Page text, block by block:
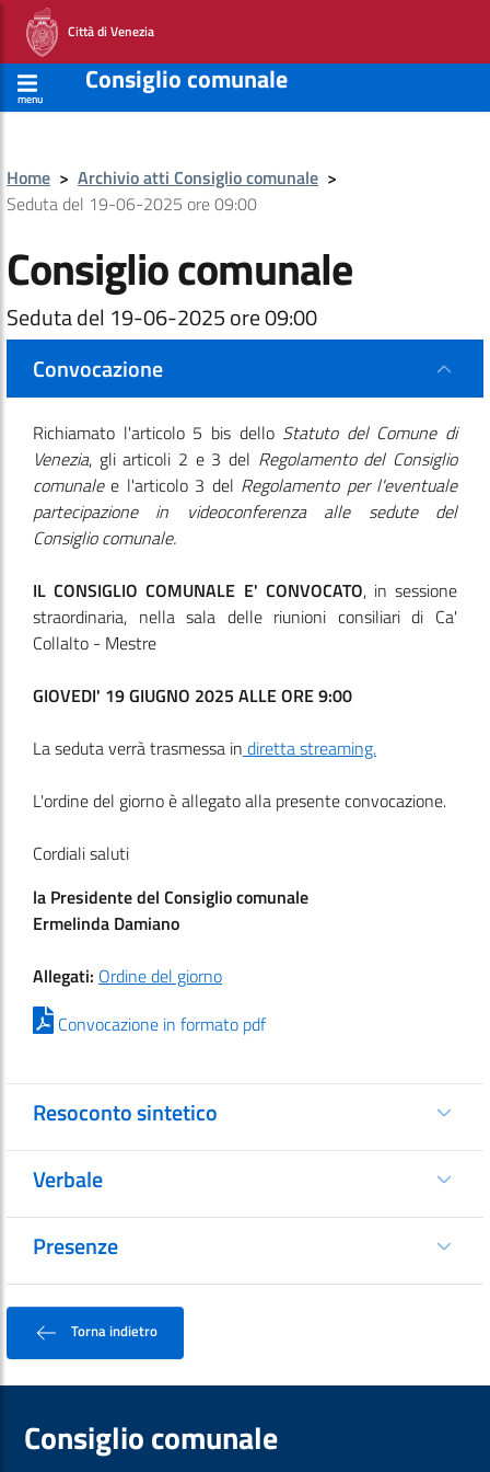
Città di Venezia
menu
Consiglio comunale
Home > Archivio atti Consiglio comunale >
Seduta del 19-06-2025 ore 09:00
Consiglio comunale
Seduta del 19-06-2025 ore 09:00
Convocazione
Richiamato l'articolo 5 bis dello Statuto del Comune di
Venezia, gli articoli 2 e 3 del Regolamento del Consiglio
comunalee l'articolo 3 del Regolamento per l'eventuale
partecipazione in videoconferenza alle sedute del
Consiglio comunale.
IL CONSIGLIO COMUNALE E' CONVOCATO, in sessione
straordinaria, nella sala delle riunioni consiliari di Ca'
Collalto - Mestre
GIOVEDI' 19 GIUGNO 2025 ALLE ORE 9:00
La seduta verrà trasmessa in diretta streaming.
L'ordine del giorno è allegato alla presente convocazione.
Cordiali saluti
la Presidente del Consiglio comunale
Ermelinda Damiano
Allegati: Ordine del giorno
Convocazione in formato pdf
Resoconto sintetico
Verbale
Presenze
Torna indietro
Consiglio comunale